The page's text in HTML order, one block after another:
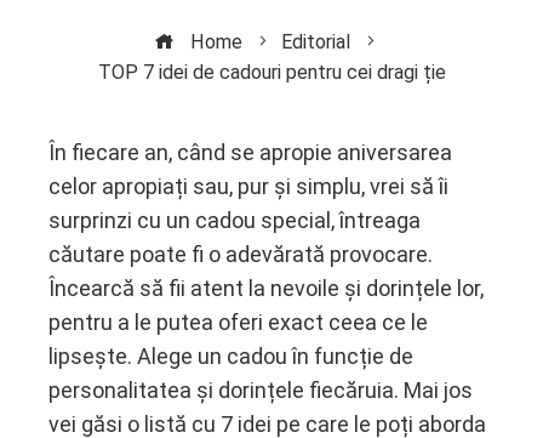
Home
Editorial
TOP 7 idei de cadouri pentru cei dragi ție
În fiecare an, când se apropie aniversarea
celor apropiați sau, pur și simplu, vrei să îi
surprinzi cu un cadou special, întreaga
căutare poate fi o adevărată provocare.
Încearcă să fii atent la nevoile și dorințele lor,
pentru a le putea oferi exact ceea ce le
lipsește. Alege un cadou în funcție de
personalitatea și dorințele fiecăruia. Mai jos
vei găsi o listă cu 7 idei pe care le poți aborda